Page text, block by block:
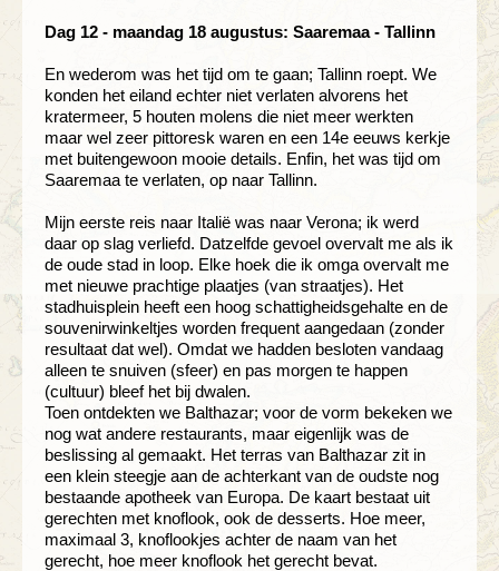
Dag 12 - maandag 18 augustus: Saaremaa - Tallinn
En wederom was het tijd om te gaan; Tallinn roept. We
konden het eiland echter niet verlaten alvorens het
kratermeer, 5 houten molens die niet meer werkten
maar wel zeer pittoresk waren en een 14e eeuws kerkje
met buitengewoon mooie details. Enfin, het was tijd om
Saaremaa te verlaten, op naar Tallinn.
Mijn eerste reis naar Italië was naar Verona; ik werd
daar op slag verliefd. Datzelfde gevoel overvalt me als ik
de oude stad in loop. Elke hoek die ik omga overvalt me
met nieuwe prachtige plaatjes (van straatjes). Het
stadhuisplein heeft een hoog schattigheidsgehalte en de
souvenirwinkeltjes worden frequent aangedaan (zonder
resultaat dat wel). Omdat we hadden besloten vandaag
alleen te snuiven (sfeer) en pas morgen te happen
(cultuur) bleef het bij dwalen.
Toen ontdekten we Balthazar; voor de vorm bekeken we
nog wat andere restaurants, maar eigenlijk was de
beslissing al gemaakt. Het terras van Balthazar zit in
een klein steegje aan de achterkant van de oudste nog
bestaande apotheek van Europa. De kaart bestaat uit
gerechten met knoflook, ook de desserts. Hoe meer,
maximaal 3, knoflookjes achter de naam van het
gerecht, hoe meer knoflook het gerecht bevat.